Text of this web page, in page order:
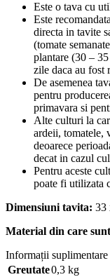
Este o tava cu
Este
directa in tavite
(tomate
plantare (30 –
zile daca au fost
De asemenea
pentru
primavara si
Alte culturi la
ardeii, tomatele,
deoarece
decat in cazul
Pentru aceste
poate fi utilizata
Dimensiuni tavita: 33
Material din care
Informații suplimentare
Greutate0,3 kg